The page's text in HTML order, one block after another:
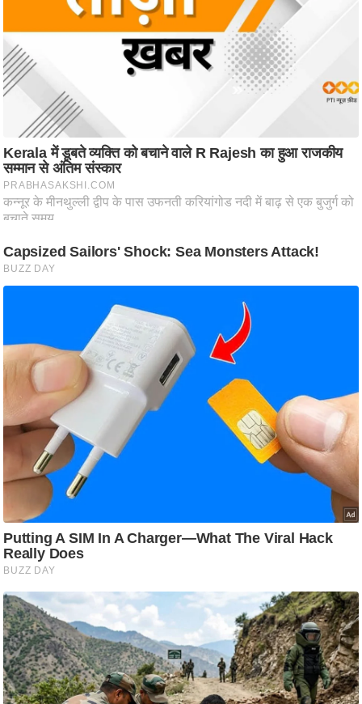
.
आ
ई
चा
य
प
र
स
क्षा
ति
ष
भु
म
हि
मा
ध
र्म
स्थ
व्र
त
त्यो
हा
र